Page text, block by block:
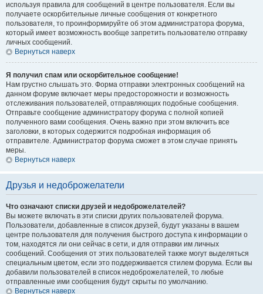
используя правила для сообщений в центре пользователя. Если вы
получаете оскорбительные личные сообщения от конкретного
пользователя, то проинформируйте об этом администратора форума,
который имеет возможность вообще запретить пользователю отправку
личных сообщений.
Вернуться наверх
Я получил спам или оскорбительное сообщение!
Нам грустно слышать это. Форма отправки электронных сообщений на
данном форуме включает меры предосторожности и возможность
отслеживания пользователей, отправляющих подобные сообщения.
Отправьте сообщение администратору форума с полной копией
полученного вами сообщения. Очень важно при этом включить все
заголовки, в которых содержится подробная информация об
отправителе. Администратор форума сможет в этом случае принять
меры.
Вернуться наверх
Друзья и недоброжелатели
Что означают списки друзей и недоброжелателей?
Вы можете включать в эти списки других пользователей форума.
Пользователи, добавленные в список друзей, будут указаны в вашем
центре пользователя для получения быстрого доступа к информации о
том, находятся ли они сейчас в сети, и для отправки им личных
сообщений. Сообщения от этих пользователей также могут выделяться
специальным цветом, если это поддерживается стилем форума. Если вы
добавили пользователей в список недоброжелателей, то любые
отправленные ими сообщения будут скрыты по умолчанию.
Вернуться наверх